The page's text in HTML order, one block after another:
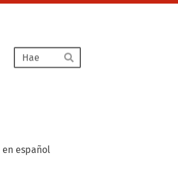
Hae
español